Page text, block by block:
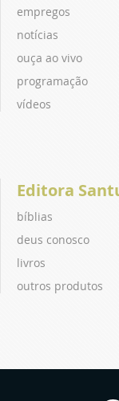
empregos
notícias
ouça ao vivo
programação
vídeos
Editora
bíblias
deus conosco
livros
outros produtos